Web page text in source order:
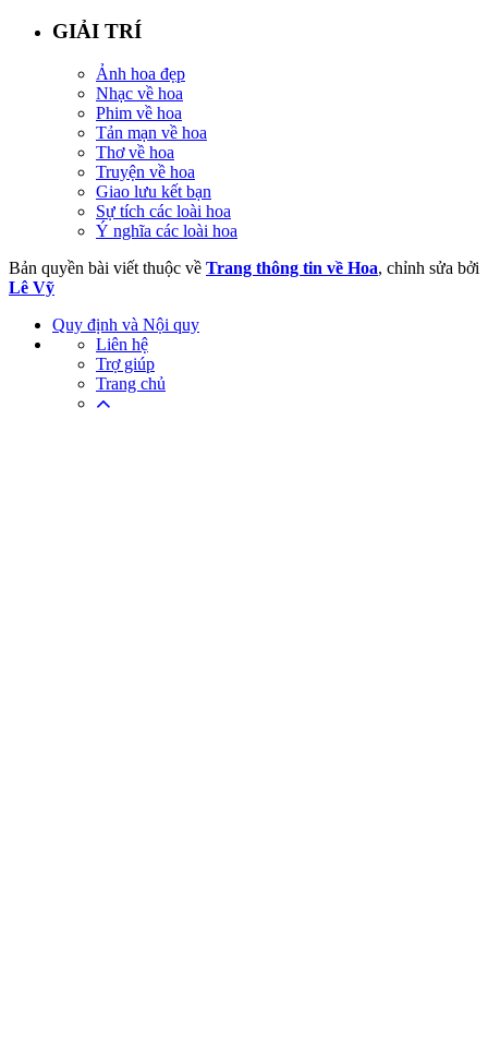
GIẢI TRÍ
Ảnh hoa đẹp
Nhạc về hoa
Phim về hoa
Tản mạn về hoa
Thơ về hoa
Truyện về hoa
Giao lưu kết bạn
Sự tích các loài hoa
Ý nghĩa các loài hoa
Bản quyền bài viết thuộc về Trang thông tin về Hoa, chỉnh sửa bởi
Lê Vỹ
Quy định và Nội quy
Liên hệ
Trợ giúp
Trang chủ